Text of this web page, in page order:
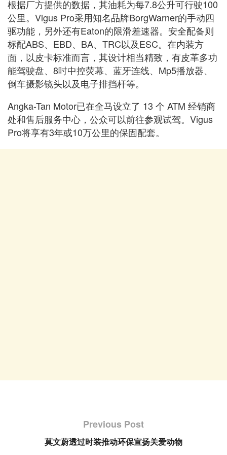
根据厂方提供的数据，其油耗为每7.8公升可行驶100
公里。Vigus Pro采用知名品牌BorgWarner的手动四
驱功能，另外还有Eaton的限滑差速器。安全配备则
标配ABS、EBD、BA、TRC以及ESC。在内装方
面，以皮卡标准而言，其设计相当精致，有皮革多功
能驾驶盘、8吋中控荧幕、蓝牙连线、Mp5播放器、
倒车摄影镜头以及电子排挡杆等。
Angka-Tan Motor已在全马设立了 13 个 ATM 经销商
处和售后服务中心，公众可以前往参观试驾。Vigus
Pro将享有3年或10万公里的保固配套。
Previous Post
莫文蔚透过时装推动环保宣扬关爱动物